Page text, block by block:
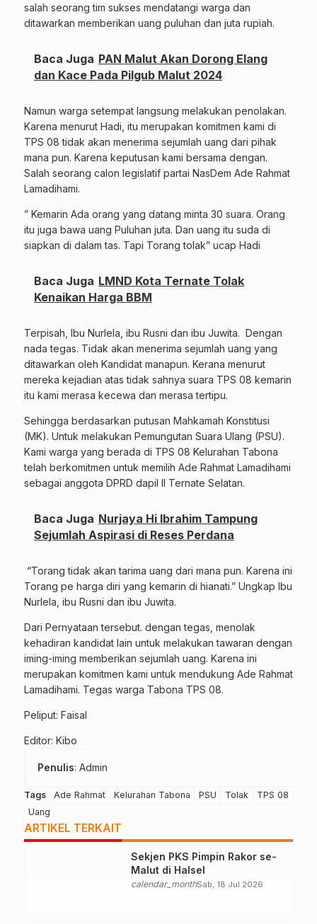
salah seorang tim sukses mendatangi warga dan
ditawarkan memberikan uang puluhan dan juta rupiah.
Baca Juga PAN Malut Akan Dorong Elang
dan Kace Pada Pilgub Malut 2024
Namun warga setempat langsung melakukan penolakan.
Karena menurut Hadi, itu merupakan komitmen kami di
TPS 08 tidak akan menerima sejumlah uang dari pihak
mana pun. Karena keputusan kami bersama dengan.
Salah seorang calon legislatif partai NasDem Ade Rahmat
Lamadihami.
” Kemarin Ada orang yang datang minta 30 suara. Orang
itu juga bawa uang Puluhan juta. Dan uang itu suda di
siapkan di dalam tas. Tapi Torang tolak” ucap Hadi
Baca Juga LMND Kota Ternate Tolak
Kenaikan Harga BBM
Terpisah, Ibu Nurlela, ibu Rusni dan ibu Juwita. Dengan
nada tegas. Tidak akan menerima sejumlah uang yang
ditawarkan oleh Kandidat manapun. Kerana menurut
mereka kejadian atas tidak sahnya suara TPS 08 kemarin
itu kami merasa kecewa dan merasa tertipu.
Sehingga berdasarkan putusan Mahkamah Konstitusi
(MK). Untuk melakukan Pemungutan Suara Ulang (PSU).
Kami warga yang berada di TPS 08 Kelurahan Tabona
telah berkomitmen untuk memilih Ade Rahmat Lamadihami
sebagai anggota DPRD dapil II Ternate Selatan.
Baca Juga Nurjaya Hi Ibrahim Tampung
Sejumlah Aspirasi di Reses Perdana
“Torang tidak akan tarima uang dari mana pun. Karena ini
Torang pe harga diri yang kemarin di hianati.” Ungkap Ibu
Nurlela, ibu Rusni dan ibu Juwita.
Dari Pernyataan tersebut. dengan tegas, menolak
kehadiran kandidat lain untuk melakukan tawaran dengan
iming-iming memberikan sejumlah uang. Karena ini
merupakan komitmen kami untuk mendukung Ade Rahmat
Lamadihami. Tegas warga Tabona TPS 08.
Peliput: Faisal
Editor: Kibo
Penulis: Admin
Tags Ade Rahmat Kelurahan Tabona PSU Tolak
TPS 08
Uang
ARTIKEL TERKAIT
Sekjen PKS Pimpin Rakor se-
Malut di Halsel
calendar_monthSab, 18 Jul 2026